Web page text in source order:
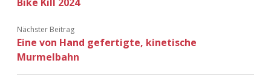
Nächster Beitrag
Eine von Hand gefertigte, kinetische
Murmelbahn